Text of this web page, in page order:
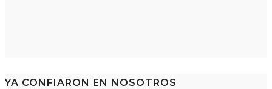
YA CONFIARON EN NOSOTROS